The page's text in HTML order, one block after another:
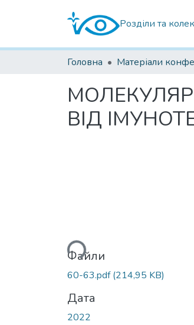
Розділи та
Головна Матеріали
ВІД
Вантажиться...
Файли
60-63.pdf(214,95 KB)
Дата
2022